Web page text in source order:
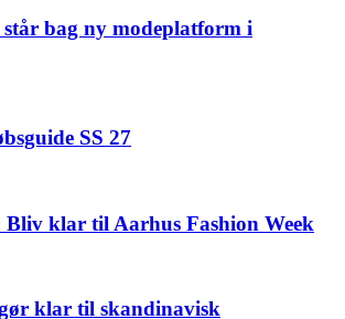
bag ny modeplatform i
SS 27
Bliv klar til Aarhus Fashion Week
klar til skandinavisk